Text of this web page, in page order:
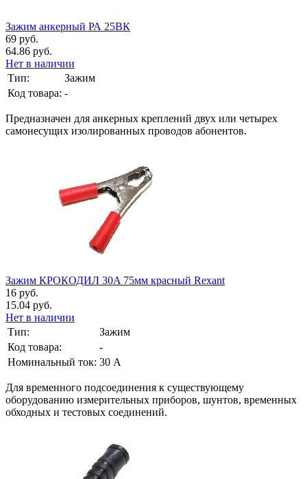
Зажим анкерный РА 25ВК
69 руб.
64.86 руб.
Нет в наличии
Тип:
Зажим
Код товара: -
Предназначен для анкерных креплений двух или четырех
самонесущих изолированных проводов абонентов.
Зажим КРОКОДИЛ 30A 75мм красный Rexant
16 руб.
15.04 руб.
Нет в наличии
Тип:
Зажим
Код товара:
-
Номинальный ток: 30 А
Для временного подсоединения к существующему
оборудованию измерительных приборов, шунтов, временных
обходных и тестовых соединений.